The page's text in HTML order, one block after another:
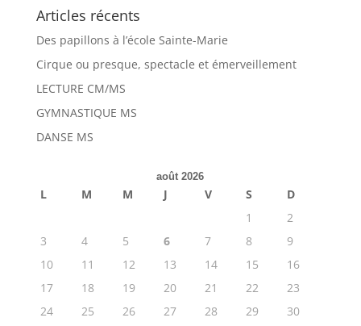
Articles récents
Des papillons à l’école Sainte-Marie
Cirque ou presque, spectacle et émerveillement
LECTURE CM/MS
GYMNASTIQUE MS
DANSE MS
août 2026
L M M J V S
D
1
2
3
4 5 6 7 8
9
10
11 12 13 14 15
16
17
18 19 20 21 22
23
24
25 26 27 28 29
30